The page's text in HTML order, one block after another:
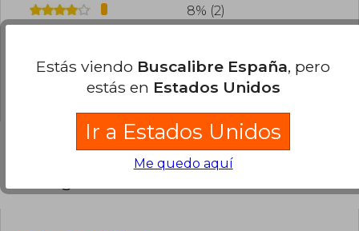
8% (2)
0% (0)
0% (0)
Estás viendo Buscalibre España, pero
estás en Estados Unidos
Ir a Estados Unidos
Me quedo aquí